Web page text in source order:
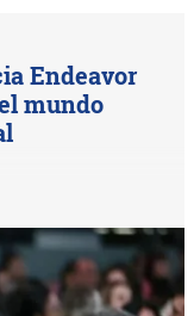
Endeavor
mundo